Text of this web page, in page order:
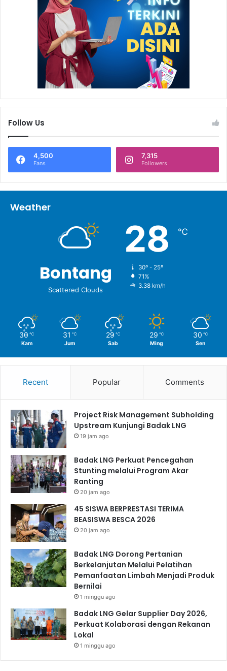
penampilan Nasyid Humaira PWP (*).
Follow Us
4,500
Fans
7,315
Followers
Weather
Bontang
Scattered Clouds
28 ℃
30º - 25º
71%
3.38 km/h
30 ℃
Kam
31 ℃
Jum
29 ℃
Sab
29 ℃
Ming
30 ℃
Sen
Recent Popular Comments
Project Risk Management Subholding
Upstream Kunjungi Badak LNG
19 jam ago
Badak LNG Perkuat Pencegahan
Stunting melalui Program Akar
Ranting
20 jam ago
45 SISWA BERPRESTASI TERIMA
BEASISWA BESCA 2026
20 jam ago
Badak LNG Dorong Pertanian
Berkelanjutan Melalui Pelatihan
Pemanfaatan Limbah Menjadi Produk
Bernilai
1 minggu ago
Badak LNG Gelar Supplier Day 2026,
Perkuat Kolaborasi dengan Rekanan
Lokal
1 minggu ago